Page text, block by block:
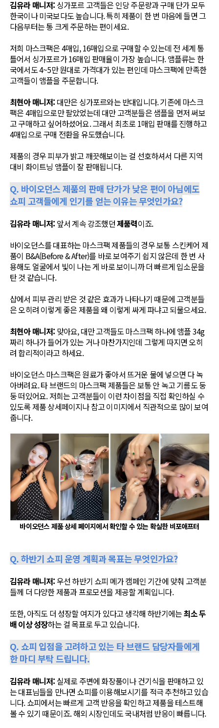
김유라 매니저: 싱가포르 고객들은 인당 주문량과 구매 단가 모두
한국이나 미국보다도 높습니다. 특히 제품이 한 번 마음에 들면 그
다음부터는 통 크게 주문하는 편이세요.
저희 마스크팩은 4매입, 16매입으로 구매할 수 있는데 전 세계 통
틀어서 싱가포르가 16매입 판매율이 가장 높습니다. 앰플류는 한
국에서도 4~5만 원대로 가격대가 있는 편인데 마스크팩에 만족한
고객들이 앰플을 주문합니다.
최현아 매니저: 대만은 싱가포르와는 반대입니다. 기존에 마스크
팩은 4매입으로만 팔았었는데 대만 고객분들은 샘플을 먼저 써보
고 구매하고 싶어하셨어요. 그래서 최초로 1매입 판매를 진행하고
4매입으로 구매 전환을 유도했습니다.
제품의 경우 피부가 밝고 깨끗해보이는 걸 선호하셔서 다른 지역
대비 화이트닝 앰플이 잘 판매됩니다.
Q. 바이오던스 제품의 판매 단가가 낮은 편이 아님에도
쇼피 고객들에게 인기를 얻는 이유는 무엇인가요?
김유라 매니저: 앞서 계속 강조했던제품력이죠.
바이오던스를 대표하는 마스크팩 제품들의 경우 보통 스킨케어 제
품이 B&A(Before & After)를 바로 보여주기 쉽지 않은데 한 번 사
용해도 얼굴에서 빛이 나는 게 바로 보이니까 더 빠르게 입소문을
탄 것 같습니다.
샵에서 피부 관리 받은 것 같은 효과가 나타나기 때문에 고객분들
은 오히려 이렇게 좋은 제품을 왜 이렇게 싸게 파냐고 되물으세요.
최현아 매니저: 맞아요, 대만 고객들도 마스크팩 하나에 앰플 34g
짜리 하나가 들어가 있는 거나 마찬가지인데 그렇게 따지면 오히
려 합리적이라고 하세요.
바이오던스 마스크팩은 원료가 좋아서 뜨거운 물에 넣으면 다 녹
아버려요. 타 브랜드의 마스크팩 제품들은 보통 안 녹고 기름도 둥
둥 떠있어요. 저희는 고객분들이 이런 차이점을 직접 확인하실 수
있도록 제품 상세페이지나 참고 이미지에서 직관적으로 많이 보여
줍니다.
바이오던스 제품 상세 페이지에서 확인할 수 있는 확실한 비포애프터
Q. 하반기 쇼피 운영 계획과 목표는 무엇인가요?
김유라 매니저: 우선 하반기 쇼피 메가 캠페인 기간에 맞춰 고객분
들께 더 다양한 제품과 프로모션을 제공할 계획입니다.
또한, 아직도 더 성장할 여지가 있다고 생각해 하반기에는최소 두
배 이상 성장하는 걸 목표로 두고 있습니다.
Q. 쇼피 입점을 고려하고 있는 타 브랜드 담당자들에게
한 마디 부탁 드립니다.
김유라 매니저:실제로 주변에 화장품이나 건기식을 판매하고 있
는 대표님들을 만나면 쇼피를 이용해보시기를 적극 추천하고 있습
니다. 쇼피에서는 빠르게 고객 반응을 확인하고 제품을 테스트해
볼 수 있기 때문이죠. 해외 시장인데도 국내처럼 반응이 빠릅니다.